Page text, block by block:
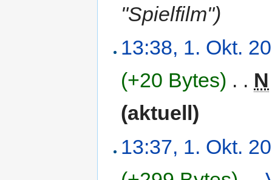
"Spielfilm")
13:38, 1. Okt.
(+20 Bytes) . . N
(aktuell)
13:37, 1. Okt.